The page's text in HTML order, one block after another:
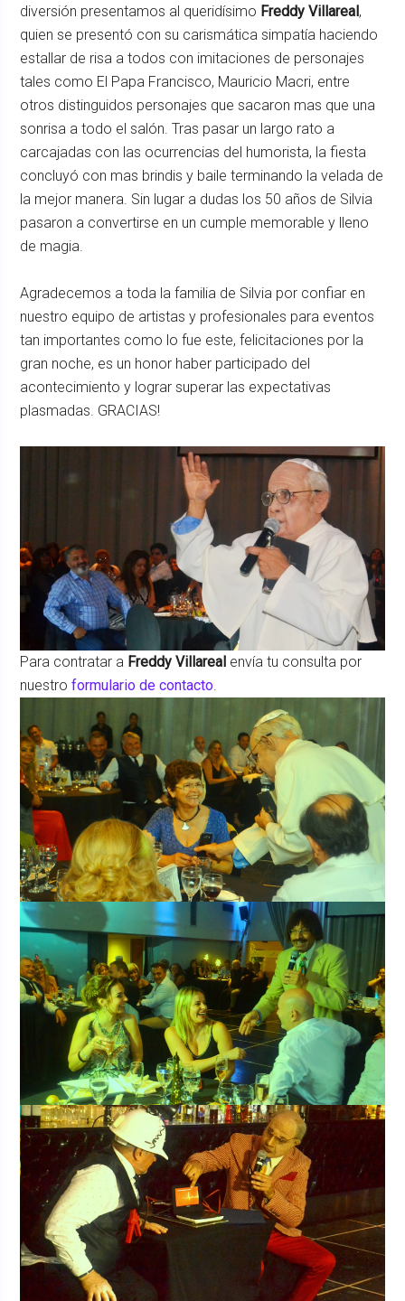
diversión presentamos al queridísimo Freddy Villareal,
quien se presentó con su carismática simpatía haciendo
estallar de risa a todos con imitaciones de personajes
tales como El Papa Francisco, Mauricio Macri, entre
otros distinguidos personajes que sacaron mas que una
sonrisa a todo el salón. Tras pasar un largo rato a
carcajadas con las ocurrencias del humorista, la fiesta
concluyó con mas brindis y baile terminando la velada de
la mejor manera. Sin lugar a dudas los 50 años de Silvia
pasaron a convertirse en un cumple memorable y lleno
de magia.
Agradecemos a toda la familia de Silvia por confiar en
nuestro equipo de artistas y profesionales para eventos
tan importantes como lo fue este, felicitaciones por la
gran noche, es un honor haber participado del
acontecimiento y lograr superar las expectativas
plasmadas. GRACIAS!
Para contratar a Freddy Villareal envía tu consulta por
nuestroformulario de contacto